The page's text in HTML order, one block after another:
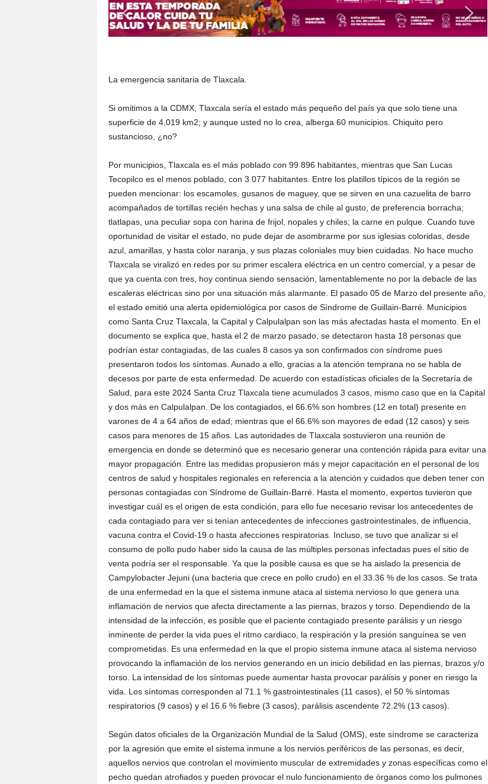
La emergencia sanitaria de Tlaxcala.
Si omitimos a la CDMX, Tlaxcala sería el estado más pequeño del país ya que solo tiene una
superficie de 4,019 km2; y aunque usted no lo crea, alberga 60 municipios. Chiquito pero
sustancioso, ¿no?
Por municipios, Tlaxcala es el más poblado con 99 896 habitantes, mientras que San Lucas
Tecopilco es el menos poblado, con 3 077 habitantes. Entre los platillos típicos de la región se
pueden mencionar: los escamoles, gusanos de maguey, que se sirven en una cazuelita de barro
acompañados de tortillas recién hechas y una salsa de chile al gusto, de preferencia borracha;
tlatlapas, una peculiar sopa con harina de frijol, nopales y chiles; la carne en pulque. Cuando tuve
oportunidad de visitar el estado, no pude dejar de asombrarme por sus iglesias coloridas, desde
azul, amarillas, y hasta color naranja, y sus plazas coloniales muy bien cuidadas. No hace mucho
Tlaxcala se viralizó en redes por su primer escalera eléctrica en un centro comercial, y a pesar de
que ya cuenta con tres, hoy continua siendo sensación, lamentablemente no por la debacle de las
escaleras eléctricas sino por una situación más alarmante. El pasado 05 de Marzo del presente año,
el estado emitió una alerta epidemiológica por casos de Síndrome de Guillain-Barré. Municipios
como Santa Cruz Tlaxcala, la Capital y Calpulalpan son las más afectadas hasta el momento. En el
documento se explica que, hasta el 2 de marzo pasado, se detectaron hasta 18 personas que
podrían estar contagiadas, de las cuales 8 casos ya son confirmados con síndrome pues
presentaron todos los síntomas. Aunado a ello, gracias a la atención temprana no se habla de
decesos por parte de esta enfermedad. De acuerdo con estadísticas oficiales de la Secretaría de
Salud, para este 2024 Santa Cruz Tlaxcala tiene acumulados 3 casos, mismo caso que en la Capital
y dos más en Calpulalpan. De los contagiados, el 66.6% son hombres (12 en total) presente en
varones de 4 a 64 años de edad; mientras que el 66.6% son mayores de edad (12 casos) y seis
casos para menores de 15 años. Las autoridades de Tlaxcala sostuvieron una reunión de
emergencia en donde se determinó que es necesario generar una contención rápida para evitar una
mayor propagación. Entre las medidas propusieron más y mejor capacitación en el personal de los
centros de salud y hospitales regionales en referencia a la atención y cuidados que deben tener con
personas contagiadas con Síndrome de Guillain-Barré. Hasta el momento, expertos tuvieron que
investigar cuál es el origen de esta condición, para ello fue necesario revisar los antecedentes de
cada contagiado para ver si tenían antecedentes de infecciones gastrointestinales, de influencia,
vacuna contra el Covid-19 o hasta afecciones respiratorias. Incluso, se tuvo que analizar si el
consumo de pollo pudo haber sido la causa de las múltiples personas infectadas pues el sitio de
venta podría ser el responsable. Ya que la posible causa es que se ha aislado la presencia de
Campylobacter Jejuni (una bacteria que crece en pollo crudo) en el 33.36 % de los casos. Se trata
de una enfermedad en la que el sistema inmune ataca al sistema nervioso lo que genera una
inflamación de nervios que afecta directamente a las piernas, brazos y torso. Dependiendo de la
intensidad de la infección, es posible que el paciente contagiado presente parálisis y un riesgo
inminente de perder la vida pues el ritmo cardiaco, la respiración y la presión sanguínea se ven
comprometidas. Es una enfermedad en la que el propio sistema inmune ataca al sistema nervioso
provocando la inflamación de los nervios generando en un inicio debilidad en las piernas, brazos y/o
torso. La intensidad de los síntomas puede aumentar hasta provocar parálisis y poner en riesgo la
vida. Los síntomas corresponden al 71.1 % gastrointestinales (11 casos), el 50 % síntomas
respiratorios (9 casos) y el 16.6 % fiebre (3 casos), parálisis ascendente 72.2% (13 casos).
Según datos oficiales de la Organización Mundial de la Salud (OMS), este síndrome se caracteriza
por la agresión que emite el sistema inmune a los nervios periféricos de las personas, es decir,
aquellos nervios que controlan el movimiento muscular de extremidades y zonas específicas como el
pecho quedan atrofiados y pueden provocar el nulo funcionamiento de órganos como los pulmones